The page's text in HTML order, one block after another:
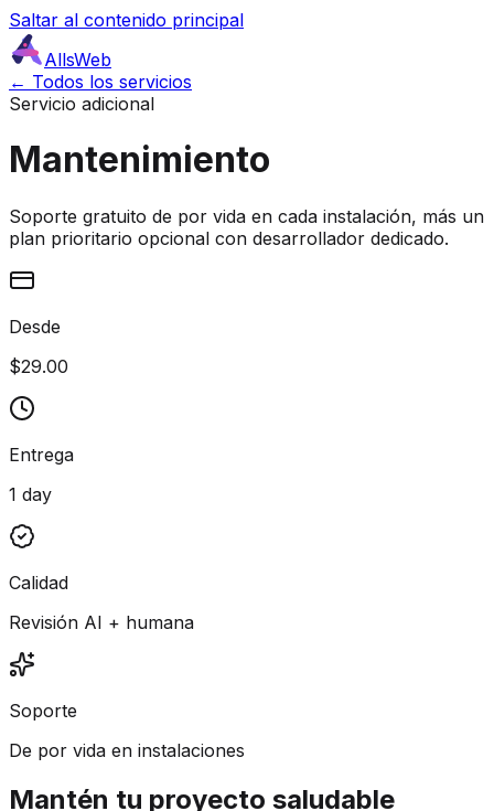
Saltar al contenido principal
AllsWeb
← Todos los servicios
Servicio adicional
Mantenimiento
Soporte gratuito de por vida en cada instalación, más un
plan prioritario opcional con desarrollador dedicado.
Desde
$29.00
Entrega
1 day
Calidad
Revisión AI + humana
Soporte
De por vida en instalaciones
Mantén tu proyecto saludable